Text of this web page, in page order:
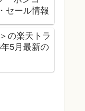
セール情報
の楽天トラ
5月最新の